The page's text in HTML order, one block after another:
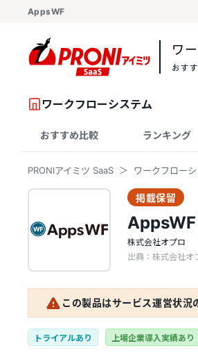
AppsWF
ワ
おす
ワークフローシステム
おすすめ比較 ランキング
PRONIアイミツ SaaS ワークフロー
掲載保留
AppsWF
株式会社オプロ
出典：株式会社
この製品はサービス運営状況
トライアルあり 上場企業導入実績あり